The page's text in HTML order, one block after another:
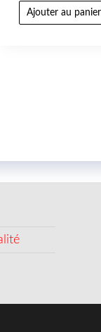
Ajouter au panier